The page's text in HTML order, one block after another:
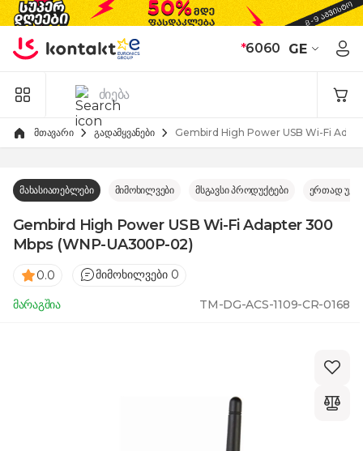
Skip to Content
*6060 GE
მთავარი გადამყვანები Gembird High Power USB Wi-Fi
მახასიათებლები მიმოხილვები მსგავსი პროდუქტები ერთად
Gembird High Power USB Wi-Fi Adapter 300
Mbps (WNP-UA300P-02)
0.0 მიმოხილვები 0
მარაგშია TM-DG-ACS-1109-CR-0168